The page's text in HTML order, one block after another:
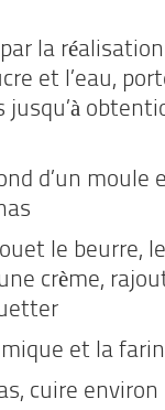
la
et l’eau,
d’un moule
le beurre,
crème,
et la
cuire